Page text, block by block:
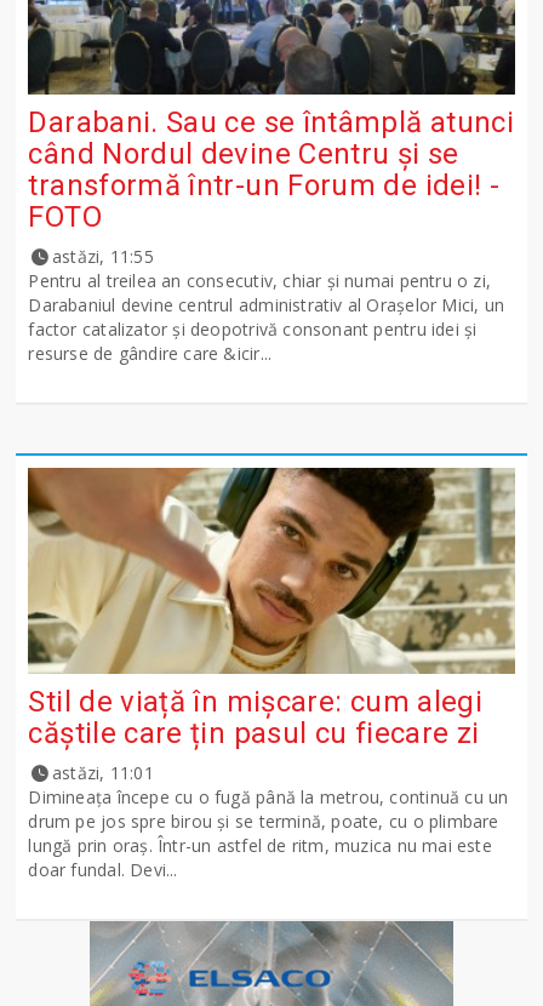
Darabani. Sau ce se întâmplă atunci
când Nordul devine Centru și se
transformă într-un Forum de idei! -
FOTO
astăzi, 11:55
Pentru al treilea an consecutiv, chiar și numai pentru o zi,
Darabaniul devine centrul administrativ al Orașelor Mici, un
factor catalizator și deopotrivă consonant pentru idei și
resurse de gândire care &icir...
Stil de viață în mișcare: cum alegi
căștile care țin pasul cu fiecare zi
astăzi, 11:01
Dimineața începe cu o fugă până la metrou, continuă cu un
drum pe jos spre birou și se termină, poate, cu o plimbare
lungă prin oraș. Într-un astfel de ritm, muzica nu mai este
doar fundal. Devi...